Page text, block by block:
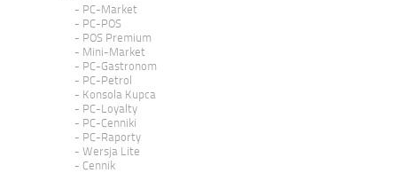
PC-Market
PC-POS
POS Premium
Mini-Market
PC-Gastronom
PC-Petrol
Konsola Kupca
PC-Loyalty
PC-Cenniki
PC-Raporty
Wersja Lite
Cennik